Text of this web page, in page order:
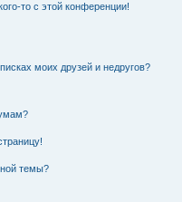
то с этой конференции!
моих друзей и недругов?
темы?